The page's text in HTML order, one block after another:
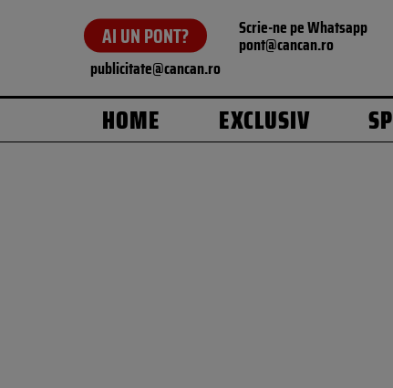
AI UN PONT? Scrie-ne pe Whatsapp
pont@cancan.ro
publicitate@cancan.ro
HOME EXCLUSIV